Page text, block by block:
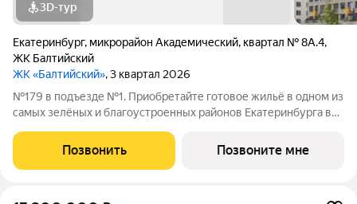
3D-тур
Екатеринбург, микрорайон Академический, квартал № 8А.4,
ЖК Балтийский
ЖК «Балтийский», 3 квартал 2026
№179 в подъезде №1. Приобретайте готовое жильё в одном из
самых зелёных и благоустроенных районов Екатеринбурга в
планировки: помимо стандартных, есть варианты с террасами,
антресолями,
Позвонить Позвоните мне